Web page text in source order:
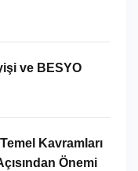
ve BESYO
Kavramları
Önemi